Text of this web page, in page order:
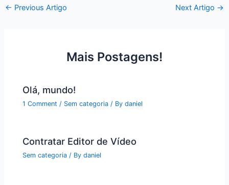
← Previous Artigo Next Artigo →
Mais Postagens!
Olá, mundo!
1 Comment / Sem categoria / Bydaniel
Contratar Editor de Vídeo
Sem categoria / Bydaniel